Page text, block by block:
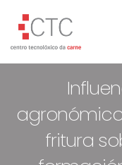
fritura